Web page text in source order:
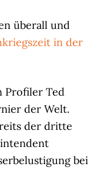
überall und
in der
Profiler Ted
der Welt.
der dritte
bei